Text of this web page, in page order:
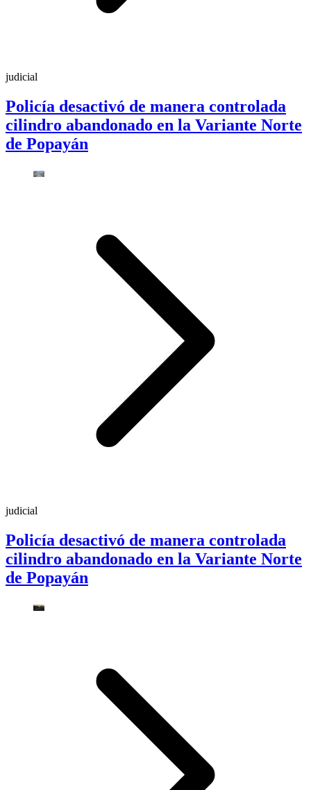
judicial
Policía desactivó de manera controlada
cilindro abandonado en la Variante Norte
de Popayán
judicial
Policía desactivó de manera controlada
cilindro abandonado en la Variante Norte
de Popayán